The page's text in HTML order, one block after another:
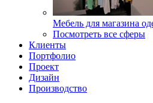
Мебель для магазина
Посмотреть все сферы
Клиенты
Портфолио
Проект
Дизайн
Производство